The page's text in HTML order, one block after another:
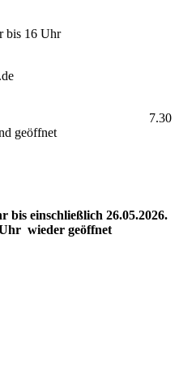
13 Uhr bis 16 Uhr
geöffnet
bis einschließlich 26.05.2026.
wieder geöffnet